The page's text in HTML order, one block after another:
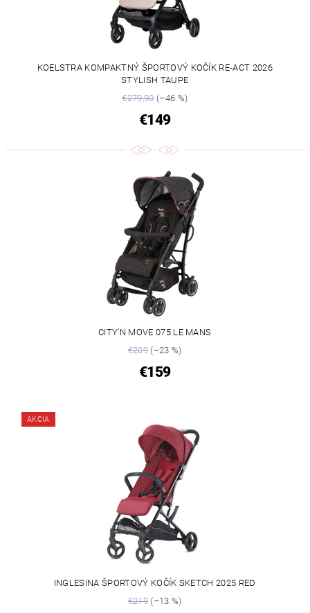
KOELSTRA KOMPAKTNÝ ŠPORTOVÝ KOČÍK RE-ACT 2026
STYLISH TAUPE
€279,90(–46 %)
€149
CITY'N MOVE 075 LE MANS
€209 (–23 %)
€159
AKCIA
INGLESINA ŠPORTOVÝ KOČÍK SKETCH 2025 RED
€219 (–13 %)